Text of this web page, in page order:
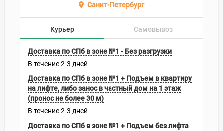
Санкт-Петербург
Курьер Самовывоз
Доставка по СПб в зоне №1 - Без разгрузки
В течение2-3 дней
Доставка по СПб в зоне №1 + Подъем в квартиру
на лифте, либо занос в частный дом на 1 этаж
(пронос не более 30 м)
В течение2-3 дней
Доставка по СПб в зоне №1 + Подъем без лифта